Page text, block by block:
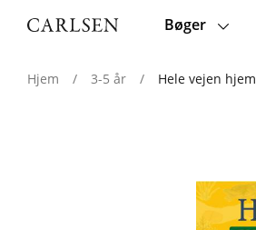
Main
Bøger
Hjem / 3-5 år / Hele vejen hjem